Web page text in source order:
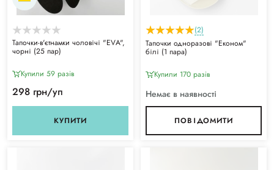
Тапочки-в'єтнамки чоловічі "ЕVА",
чорні (25 пар)
Купили 59 разiв
298 грн/уп
КУПИТИ
(2)
Тапочки одноразові "Економ"
білі (1 пара)
Купили 170 разiв
Немає в наявності
ПОВІДОМИТИ